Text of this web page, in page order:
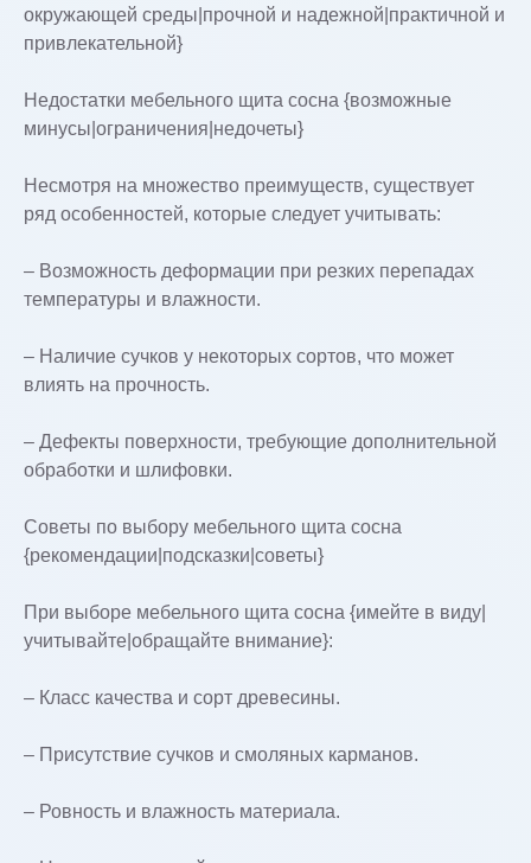
окружающей среды|прочной и надежной|практичной и
привлекательной}
Недостатки мебельного щита сосна {возможные
минусы|ограничения|недочеты}
Несмотря на множество преимуществ, существует
ряд особенностей, которые следует учитывать:
– Возможность деформации при резких перепадах
температуры и влажности.
– Наличие сучков у некоторых сортов, что может
влиять на прочность.
– Дефекты поверхности, требующие дополнительной
обработки и шлифовки.
Советы по выбору мебельного щита сосна
{рекомендации|подсказки|советы}
При выборе мебельного щита сосна {имейте в виду|
учитывайте|обращайте внимание}:
– Класс качества и сорт древесины.
– Присутствие сучков и смоляных карманов.
– Ровность и влажность материала.